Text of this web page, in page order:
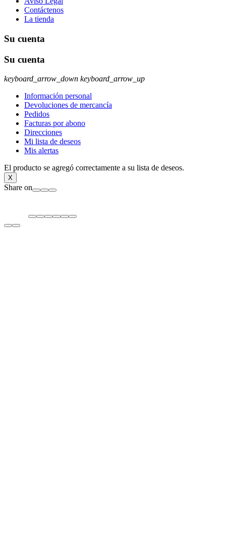
Contáctenos
La tienda
Su cuenta
Su cuenta
keyboard_arrow_down keyboard_arrow_up
Información personal
Devoluciones de mercancía
Pedidos
Facturas por abono
Direcciones
Mi lista de deseos
Mis alertas
El producto se agregó correctamente a su lista de deseos.
X
Share on